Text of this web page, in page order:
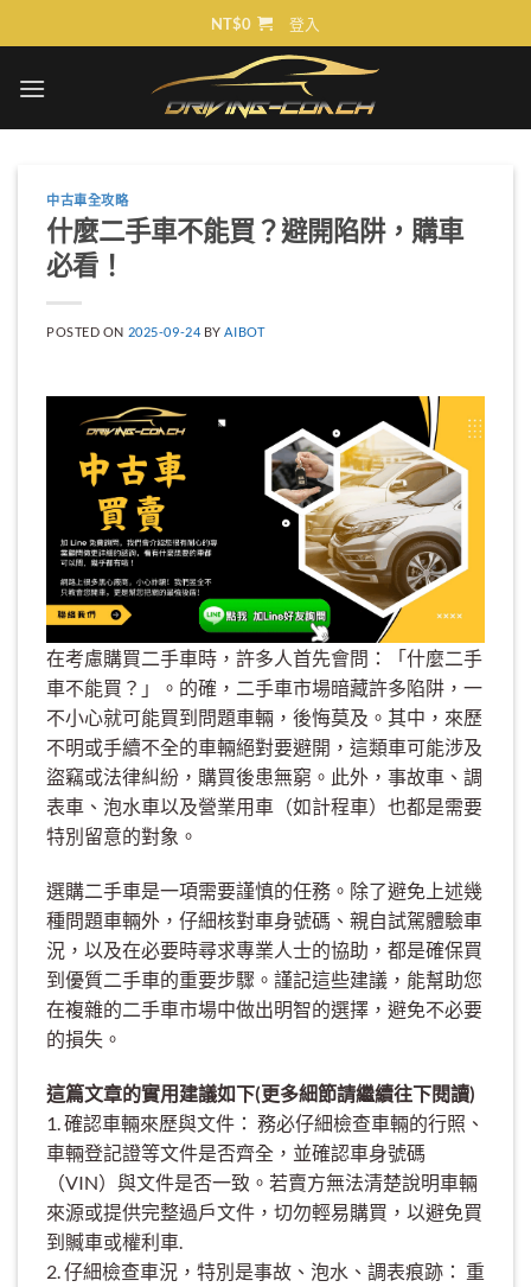
to
NT$0 登入
中古車全攻略
什麼二手車不能買？避開陷阱，購車
必看！
POSTED ON 2025-09-24 BY AIBOT
在考慮購買二手車時，許多人首先會問：「什麼二手
車不能買？」。的確，二手車市場暗藏許多陷阱，一
不小心就可能買到問題車輛，後悔莫及。其中，來歷
不明或手續不全的車輛絕對要避開，這類車可能涉及
盜竊或法律糾紛，購買後患無窮。此外，事故車、調
表車、泡水車以及營業用車（如計程車）也都是需要
特別留意的對象。
選購二手車是一項需要謹慎的任務。除了避免上述幾
種問題車輛外，仔細核對車身號碼、親自試駕體驗車
況，以及在必要時尋求專業人士的協助，都是確保買
到優質二手車的重要步驟。謹記這些建議，能幫助您
在複雜的二手車市場中做出明智的選擇，避免不必要
的損失。
這篇文章的實用建議如下(更多細節請繼續往下閱讀)
1. 確認車輛來歷與文件： 務必仔細檢查車輛的行照、
車輛登記證等文件是否齊全，並確認車身號碼
（VIN）與文件是否一致。若賣方無法清楚說明車輛
來源或提供完整過戶文件，切勿輕易購買，以避免買
到贓車或權利車.
2. 仔細檢查車況，特別是事故、泡水、調表痕跡： 重